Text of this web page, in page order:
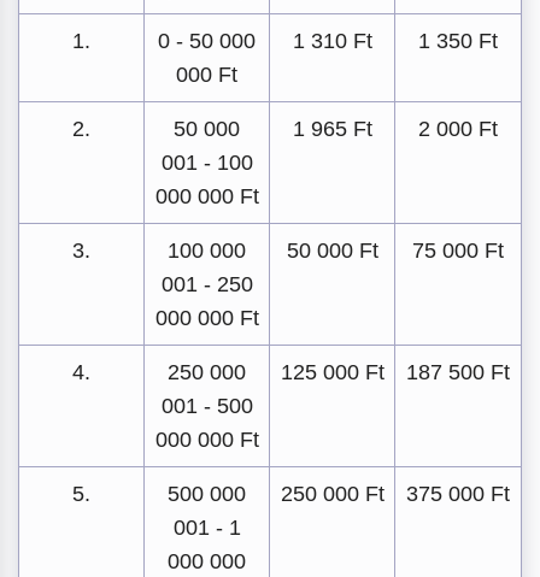
1.
0 - 50 000
000 Ft
1 310 Ft 1 350 Ft
2.
50 000
001 - 100
000 000 Ft
1 965 Ft 2 000 Ft
3.
100 000
001 - 250
000 000 Ft
50 000 Ft 75 000 Ft
4.
250 000
001 - 500
000 000 Ft
125 000 Ft 187 500 Ft
5.
500 000
001 - 1
000 000
250 000 Ft 375 000 Ft